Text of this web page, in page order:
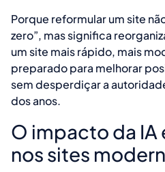
Porque reformular um site
zero”, mas significa
um site mais rápido, mais
preparado para melhorar
sem desperdiçar a
dos anos.
O impacto da IA
nos sites